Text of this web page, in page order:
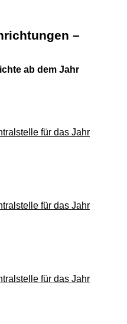
–
ab dem Jahr
für das Jahr
für das Jahr
für das Jahr